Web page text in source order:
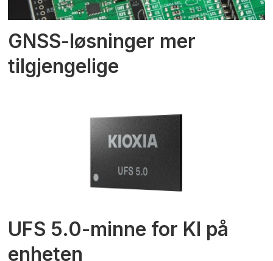
GNSS-løsninger mer
tilgjengelige
UFS 5.0-minne for KI på
enheten